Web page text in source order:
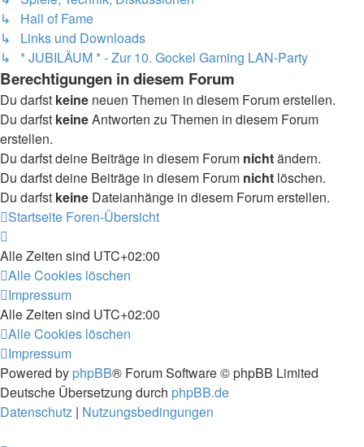
↳ Hall of Fame
↳ Links und Downloads
↳ * JUBILÄUM * - Zur 10. Gockel Gaming LAN-Party
Berechtigungen in diesem Forum
Du darfst keine neuen Themen in diesem Forum erstellen.
Du darfst keineAntworten zu Themen in diesem Forum
erstellen.
Du darfst deine Beiträge in diesem Forum nichtändern.
Du darfst deine Beiträge in diesem Forum nicht löschen.
Du darfst keine Dateianhänge in diesem Forum erstellen.
Startseite Foren-Übersicht
Alle Zeiten sind UTC+02:00
Alle Cookies löschen
Impressum
Alle Zeiten sind UTC+02:00
Alle Cookies löschen
Impressum
Powered by phpBB® Forum Software © phpBB Limited
Deutsche Übersetzung durch phpBB.de
Datenschutz | Nutzungsbedingungen